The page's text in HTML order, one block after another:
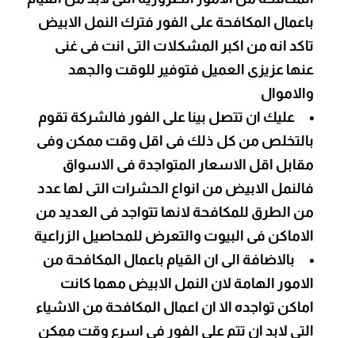
باعمال المكافحة على الفور فترك النمل الابيض
تاكد انه من اكبر المشكلات التى انت فى غنى
عنها عزيزى العميل فتوفير للوقت والجهد
والاموال
عليك ان تتصل بينا على الفور فالشركة تقوم
بالتخلص من كل ذلك فى اقل وقت ممكن وفى
مقابل اقل الاسعار المتواجدة فى الاسواق
فالنمل الابيض من انواع الحشرات التى لها عدد
من الطرق للمكافحة لانها تتواجد فى العديد من
الاماكن فى البيوت والتعرض للمحاصيل الزراعية
بالاضافة الى ان القيام باعمال المكافحة من
الامور الهامة لان النمل الابيض مهما كانت
اماكن تواجده الا ان اعمال المكافحة من الاشياء
التى لابد ان تتم على الفور فى اسرع وقت ممكن